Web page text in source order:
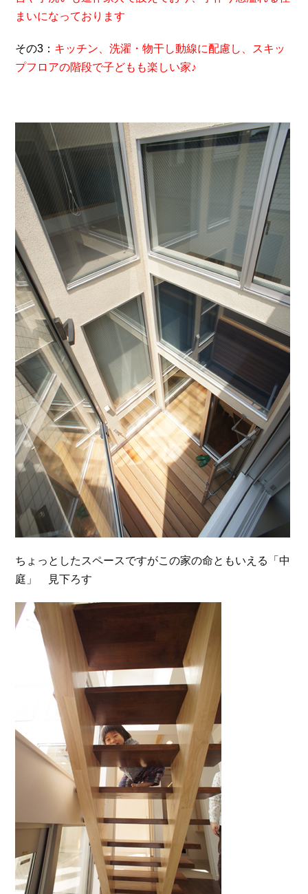
まいになっております
その3： キッチン、洗濯・物干し動線に配慮し、スキッ
プフロアの階段で子どもも楽しい家♪
ちょっとしたスペースですがこの家の命ともいえる「中
庭」 見下ろす